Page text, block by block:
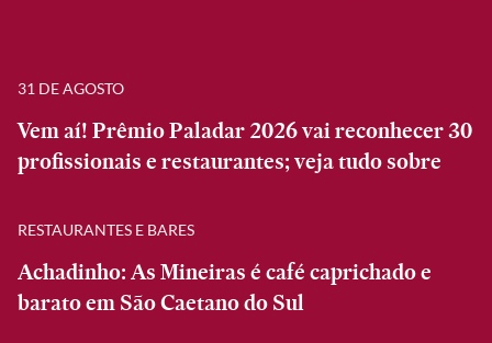
31 DE AGOSTO
Vem aí! Prêmio Paladar 2026 vai reconhecer 30
profissionais e restaurantes; veja tudo sobre
RESTAURANTES E BARES
Achadinho: As Mineiras é café caprichado e
barato em São Caetano do Sul